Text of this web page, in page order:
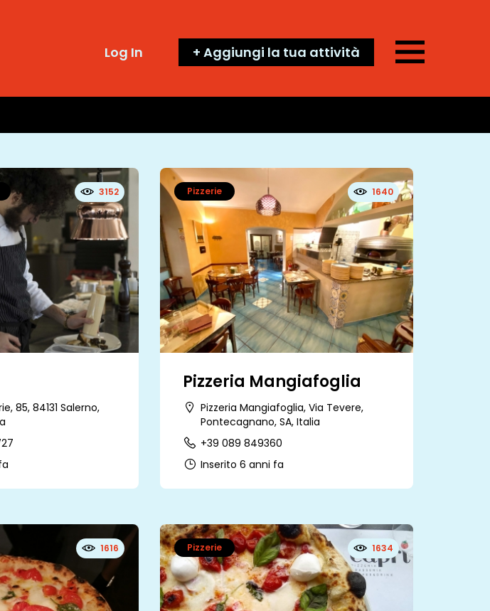
Log In + Aggiungi la tua attività
85, 84131 Salerno,
3152
Pizzeria Mangiafoglia
Pizzeria Mangiafoglia, Via Tevere,
Pontecagnano, SA, Italia
+39 089 849360
Inserito 6 anni fa
Pizzerie 1640
1616 Pizzerie 1634